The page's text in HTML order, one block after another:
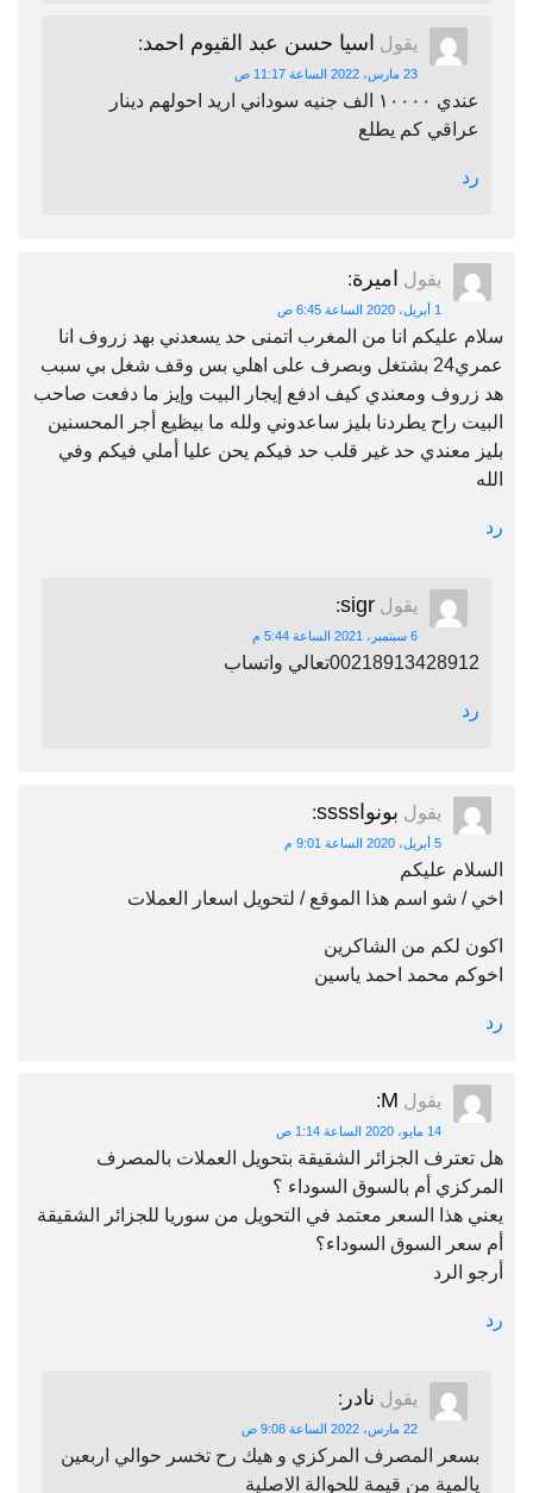
يقول اسيا حسن عبد القيوم احمد:
23 مارس، 2022 الساعة 11:17 ص
عندي ١٠٠٠٠ الف جنيه سوداني اريد احولهم دينار
عراقي كم يطلع
رد
يقول اميرة:
1 أبريل، 2020 الساعة 6:45 ص
سلام عليكم انا من المغرب اتمنى حد يسعدني بهد زروف انا
عمري24 بشتغل وبصرف على اهلي بس وقف شغل بي سبب
هد زروف ومعندي كيف ادفع إيجار البيت وإيز ما دفعت صاحب
البيت راح يطردنا بليز ساعدوني ولله ما بيظيع أجر المحسنين
بليز معندي حد غير قلب حد فيكم يحن عليا أملي فيكم وفي
الله
رد
يقول sigr
:
6 سبتمبر، 2021 الساعة 5:44 م
00218913428912تعالي واتساب
رد
يقول بونواssss :
5 أبريل، 2020 الساعة 9:01 م
السلام عليكم
اخي / شو اسم هذا الموقع / لتحويل اسعار العملات
اكون لكم من الشاكرين
اخوكم محمد احمد ياسين
رد
يقول M
:
14 مايو، 2020 الساعة 1:14 ص
هل تعترف الجزائر الشقيقة بتحويل العملات بالمصرف
المركزي أم بالسوق السوداء ؟
يعني هذا السعر معتمد في التحويل من سوريا للجزائر الشقيقة
أم سعر السوق السوداء؟
أرجو الرد
رد
يقول نادر :
22 مارس، 2022 الساعة 9:08 ص
بسعر المصرف المركزي و هيك رح تخسر حوالي اربعين
يالمية من قيمة للحوالة الاصلية